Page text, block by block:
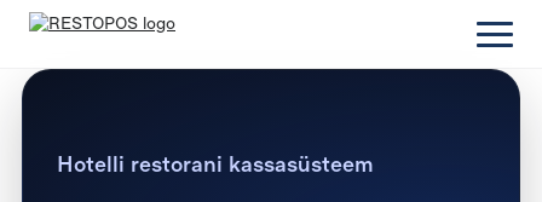
Hotelli restorani kassasüsteem